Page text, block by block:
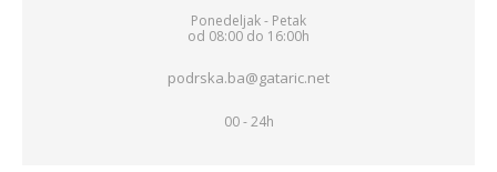
Ponedeljak - Petak
od 08:00 do 16:00h
podrska.ba@gataric.net
00 - 24h